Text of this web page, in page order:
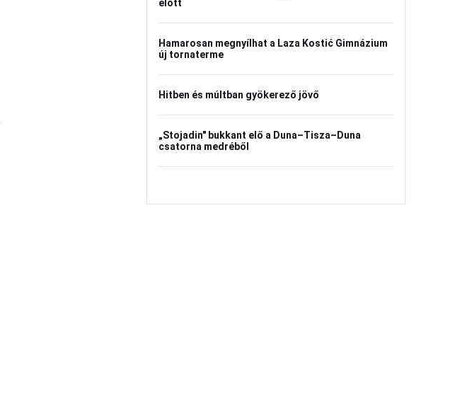
előtt
Hamarosan megnyílhat a Laza Kostić Gimnázium
új tornaterme
Hitben és múltban gyökerező jövő
„Stojadin" bukkant elő a Duna–Tisza–Duna
csatorna medréből